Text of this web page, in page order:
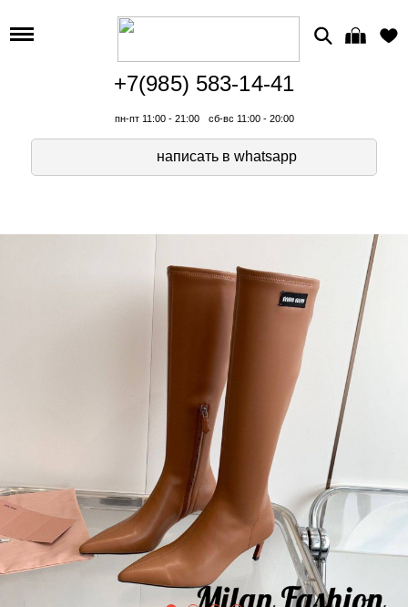
+7(985) 583-14-41
пн-пт 11:00 - 21:00 сб-вс 11:00 - 20:00
написать в whatsapp